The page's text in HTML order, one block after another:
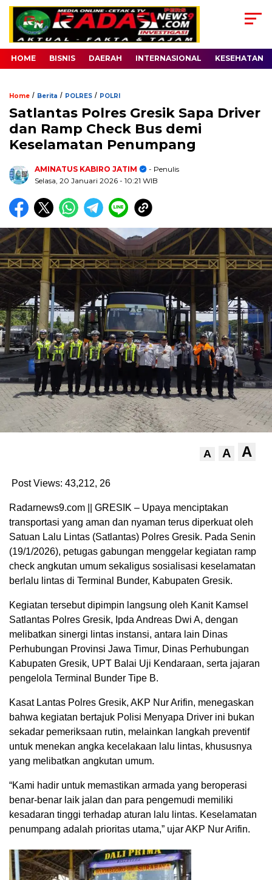
HOME BISNIS DAERAH INTERNASIONAL KESEHATAN
Home / Berita / POLRES / POLRI
Satlantas Polres Gresik Sapa Driver
dan Ramp Check Bus demi
Keselamatan Penumpang
AMINATUS KABIRO JATIM
- Penulis
Selasa, 20 Januari 2026 - 10:21 WIB
A A A
Post Views: 43,212, 26
Radarnews9.com || GRESIK – Upaya menciptakan
transportasi yang aman dan nyaman terus diperkuat oleh
Satuan Lalu Lintas (Satlantas) Polres Gresik. Pada Senin
(19/1/2026), petugas gabungan menggelar kegiatan ramp
check angkutan umum sekaligus sosialisasi keselamatan
berlalu lintas di Terminal Bunder, Kabupaten Gresik.
Kegiatan tersebut dipimpin langsung oleh Kanit Kamsel
Satlantas Polres Gresik, Ipda Andreas Dwi A, dengan
melibatkan sinergi lintas instansi, antara lain Dinas
Perhubungan Provinsi Jawa Timur, Dinas Perhubungan
Kabupaten Gresik, UPT Balai Uji Kendaraan, serta jajaran
pengelola Terminal Bunder Tipe B.
Kasat Lantas Polres Gresik, AKP Nur Arifin, menegaskan
bahwa kegiatan bertajuk Polisi Menyapa Driver ini bukan
sekadar pemeriksaan rutin, melainkan langkah preventif
untuk menekan angka kecelakaan lalu lintas, khususnya
yang melibatkan angkutan umum.
“Kami hadir untuk memastikan armada yang beroperasi
benar-benar laik jalan dan para pengemudi memiliki
kesadaran tinggi terhadap aturan lalu lintas. Keselamatan
penumpang adalah prioritas utama,” ujar AKP Nur Arifin.